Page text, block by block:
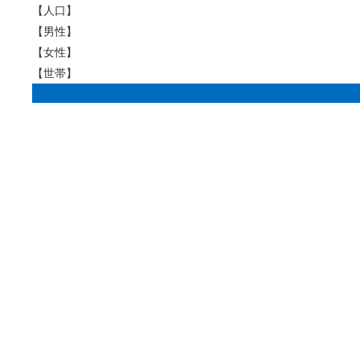
【人口】
【男性】
【女性】
【世帯】